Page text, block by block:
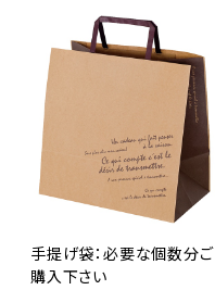
手提げ袋：必要な個数分ご
購入下さい